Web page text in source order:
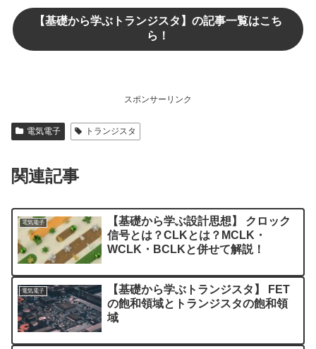
【基礎から学ぶトランジスタ】の記事一覧はこち
ら！
スポンサーリンク
電気電子 トランジスタ
関連記事
電気電子
【基礎から学ぶ設計思想】 クロック
信号とは？CLKとは？MCLK・
WCLK・BCLKと併せて解説！
電気電子
【基礎から学ぶトランジスタ】 FET
の飽和領域とトランジスタの飽和領
域